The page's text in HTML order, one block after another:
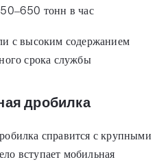
тонн в час
с высоким содержанием
срока службы
дробилка
справится с крупными
вступает мобильная